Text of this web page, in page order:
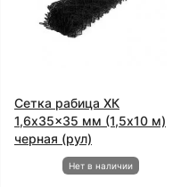
Сетка рабица ХК
1,6x35x35 мм (1,5x10 м)
черная (рул)
Нет в наличии